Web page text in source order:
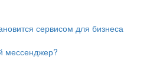
сервисом для бизнеса
мессенджер?